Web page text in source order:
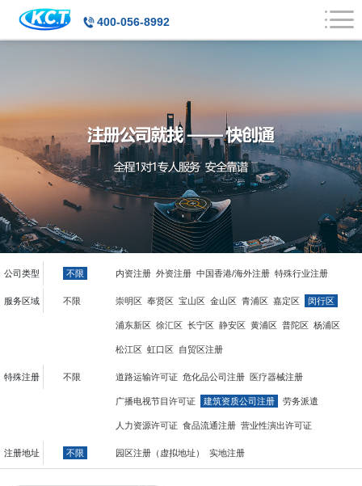
400-056-8992
公司类型 不限 内资注册 外资注册 中国香港/海外注册 特殊行业注册
服务区域 不限 崇明区 奉贤区 宝山区 金山区 青浦区 嘉定区 闵行区
浦东新区 徐汇区 长宁区 静安区 黄浦区 普陀区 杨浦区
松江区 虹口区 自贸区注册
特殊注册 不限 道路运输许可证 危化品公司注册 医疗器械注册
广播电视节目许可证 建筑资质公司注册 劳务派遣
人力资源许可证 食品流通注册 营业性演出许可证
注册地址 不限 园区注册（虚拟地址） 实地注册